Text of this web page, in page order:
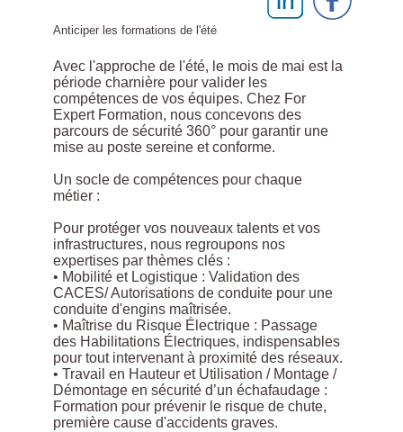
Anticiper les formations de l'été
Avec l'approche de l'été, le mois de mai est la
période charnière pour valider les
compétences de vos équipes. Chez For
Expert Formation, nous concevons des
parcours de sécurité 360° pour garantir une
mise au poste sereine et conforme.
Un socle de compétences pour chaque
métier :
Pour protéger vos nouveaux talents et vos
infrastructures, nous regroupons nos
expertises par thèmes clés :
• Mobilité et Logistique : Validation des
CACES/ Autorisations de conduite pour une
conduite d'engins maîtrisée.
• Maîtrise du Risque Électrique : Passage
des Habilitations Électriques, indispensables
pour tout intervenant à proximité des réseaux.
• Travail en Hauteur et Utilisation / Montage /
Démontage en sécurité d’un échafaudage :
Formation pour prévenir le risque de chute,
première cause d'accidents graves.